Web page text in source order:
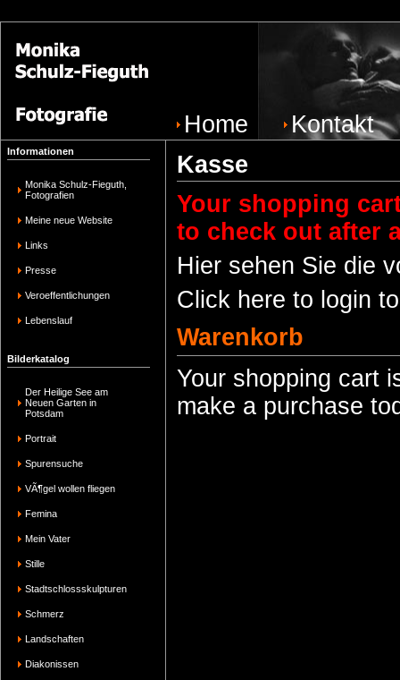
Home Kontakt
Informationen
Monika Schulz-Fieguth,
Fotografien
Meine neue Website
Links
Presse
Veroeffentlichungen
Lebenslauf
Bilderkatalog
Der Heilige See am
Neuen Garten in
Potsdam
Portrait
Spurensuche
VÃ¶gel wollen fliegen
Femina
Mein Vater
Stille
Stadtschlossskulpturen
Schmerz
Landschaften
Diakonissen
Kasse
Your shopping
to check out after
Hier sehen Sie die
Click here to login
Warenkorb
Your shopping cart
make a purchase